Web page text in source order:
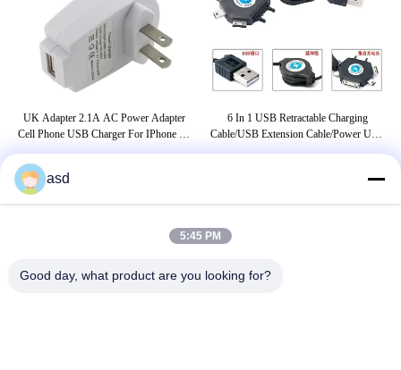
UK Adapter 2.1A AC Power Adapter
Cell Phone USB Charger For IPhone 5S
6 In 1 USB Retractable Charging
Cable/USB Extension Cable/power USB
THẺ
dây sạc apple iphone
asd
5:45 PM
Good day, what product are you looking for?